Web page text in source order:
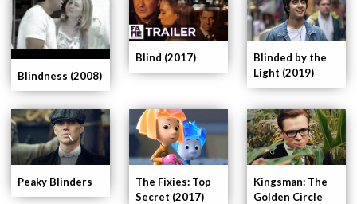
Peaky Blinders
Blinded by the
Light (2019)
Blind (2017)
Blindness (2008)
Kingsman: The
Golden Circle
The Fixies: Top
Secret (2017)